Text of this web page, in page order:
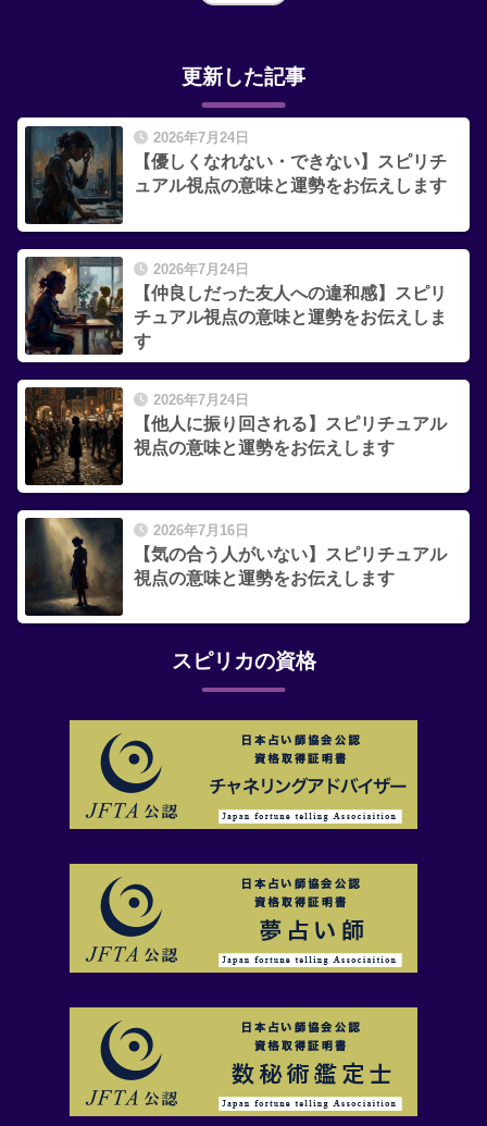
更新した記事
2026年7月24日
【優しくなれない・できない】スピリチ
ュアル視点の意味と運勢をお伝えします
2026年7月24日
【仲良しだった友人への違和感】スピリ
チュアル視点の意味と運勢をお伝えしま
す
2026年7月24日
【他人に振り回される】スピリチュアル
視点の意味と運勢をお伝えします
2026年7月16日
【気の合う人がいない】スピリチュアル
視点の意味と運勢をお伝えします
スピリカの資格